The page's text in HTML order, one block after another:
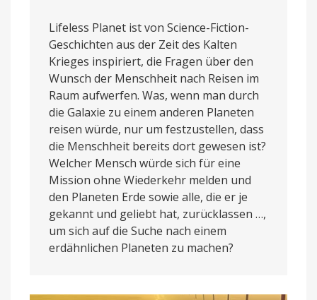
Lifeless Planet ist von Science-Fiction-
Geschichten aus der Zeit des Kalten
Krieges inspiriert, die Fragen über den
Wunsch der Menschheit nach Reisen im
Raum aufwerfen. Was, wenn man durch
die Galaxie zu einem anderen Planeten
reisen würde, nur um festzustellen, dass
die Menschheit bereits dort gewesen ist?
Welcher Mensch würde sich für eine
Mission ohne Wiederkehr melden und
den Planeten Erde sowie alle, die er je
gekannt und geliebt hat, zurücklassen …,
um sich auf die Suche nach einem
erdähnlichen Planeten zu machen?